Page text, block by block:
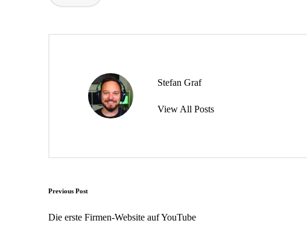
Stefan Graf
View All Posts
Post
navigation
Previous Post
Die erste Firmen-Website auf YouTube